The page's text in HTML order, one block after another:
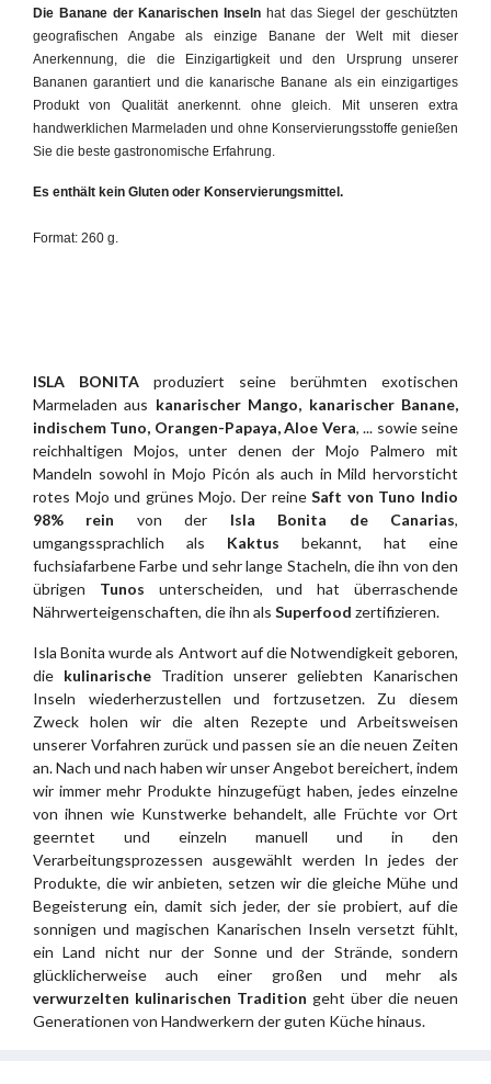
Die Banane der Kanarischen Inseln hat das Siegel der geschützten
geografischen Angabe als einzige Banane der Welt mit dieser
Anerkennung, die die Einzigartigkeit und den Ursprung unserer
Bananen garantiert und die kanarische Banane als ein einzigartiges
Produkt von Qualität anerkennt. ohne gleich. Mit unseren extra
handwerklichen Marmeladen und ohne Konservierungsstoffe genießen
Sie die beste gastronomische Erfahrung.
Es enthält kein Gluten oder Konservierungsmittel.
Format: 260 g.
ISLA BONITA produziert seine berühmten exotischen
Marmeladen aus kanarischer Mango, kanarischer Banane,
indischem Tuno, Orangen-Papaya, Aloe Vera, ... sowie seine
reichhaltigen Mojos, unter denen der Mojo Palmero mit
Mandeln sowohl in Mojo Picón als auch in Mild hervorsticht
rotes Mojo und grünes Mojo. Der reineSaft von Tuno Indio
98% rein von der Isla Bonita de Canarias,
umgangssprachlich als Kaktus bekannt, hat eine
fuchsiafarbene Farbe und sehr lange Stacheln, die ihn von den
übrigen Tunos unterscheiden, und hat überraschende
Nährwerteigenschaften, die ihn als Superfood zertifizieren.
Isla Bonita wurde als Antwort auf die Notwendigkeit geboren,
die kulinarische Tradition unserer geliebten Kanarischen
Inseln wiederherzustellen und fortzusetzen. Zu diesem
Zweck holen wir die alten Rezepte und Arbeitsweisen
unserer Vorfahren zurück und passen sie an die neuen Zeiten
an. Nach und nach haben wir unser Angebot bereichert, indem
wir immer mehr Produkte hinzugefügt haben, jedes einzelne
von ihnen wie Kunstwerke behandelt, alle Früchte vor Ort
geerntet und einzeln manuell und in den
Verarbeitungsprozessen ausgewählt werden In jedes der
Produkte, die wir anbieten, setzen wir die gleiche Mühe und
Begeisterung ein, damit sich jeder, der sie probiert, auf die
sonnigen und magischen Kanarischen Inseln versetzt fühlt,
ein Land nicht nur der Sonne und der Strände, sondern
glücklicherweise auch einer großen und mehr als
verwurzelten kulinarischen Tradition geht über die neuen
Generationen von Handwerkern der guten Küche hinaus.